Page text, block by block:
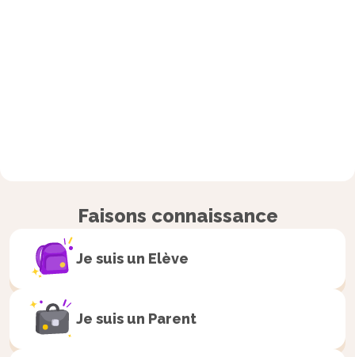
Faisons connaissance
Je suis un Elève
Je suis un Parent